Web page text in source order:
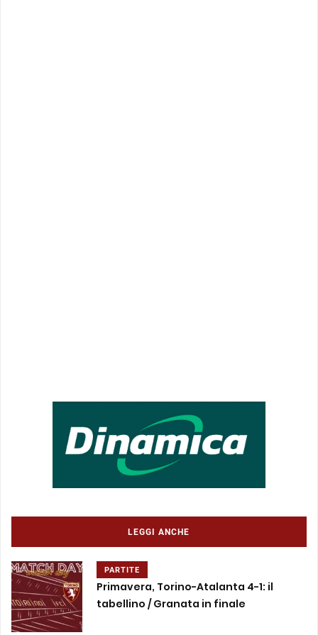
LEGGI ANCHE
PARTITE
Primavera, Torino-Atalanta 4-1: il
tabellino / Granata in finale